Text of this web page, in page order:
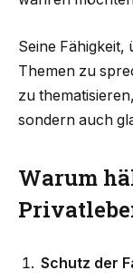
Seine Fähigkeit,
Themen zu
zu
sondern auch
Warum
Schutz der